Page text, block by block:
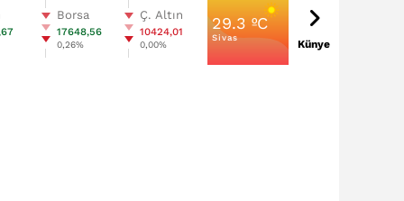
Borsa
17648,56
0,26%
Ç. Altın
10424,01
0,00%
29.3 ºC
Sivas
Künye